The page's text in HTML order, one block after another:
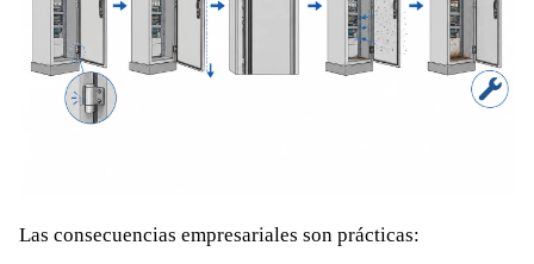
Las consecuencias empresariales son prácticas: